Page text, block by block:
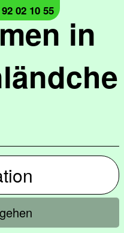
in
02 10 55